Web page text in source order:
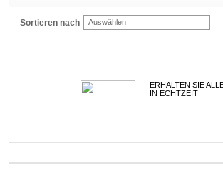
Sortieren nach Auswählen
ERHALTEN SIE
IN ECHTZEIT